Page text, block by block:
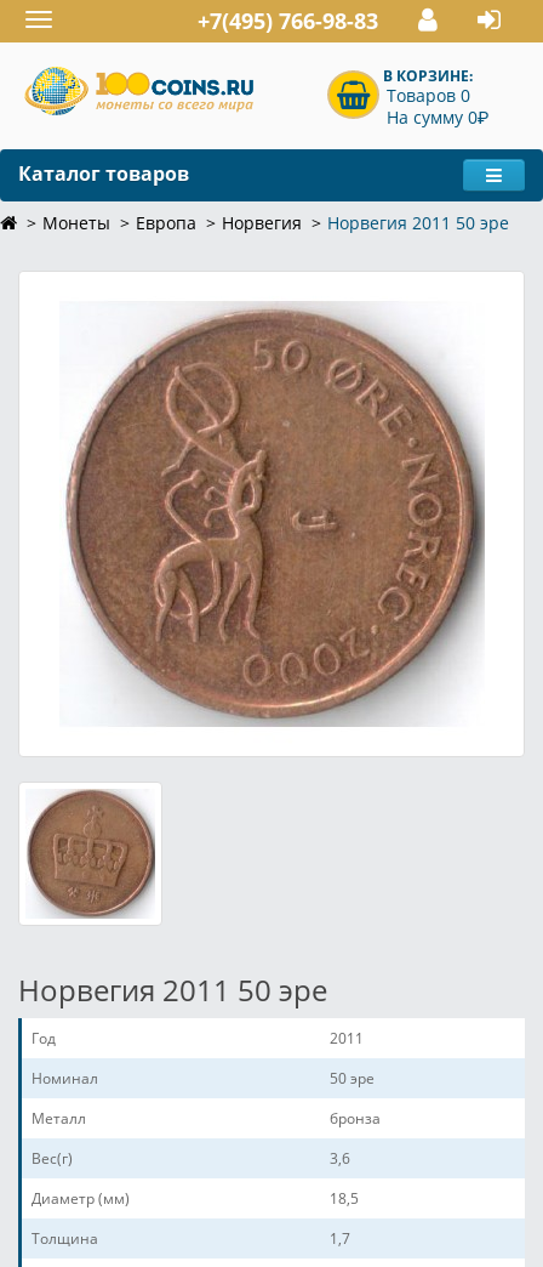
Toggle
navigation
+7(495) 766-98-83
В КОРЗИНЕ:
Товаров 0
На сумму 0P
Каталог товаров
Монеты Европа Норвегия Норвегия 2011 50 эре
Норвегия 2011 50 эре
Год
2011
Номинал
50 эре
Металл
бронза
Вес(г)
3,6
Диаметр (мм)
18,5
Толщина
1,7